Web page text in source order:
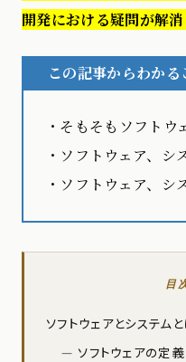
開発における疑問が解
この記事からわかる
・そもそもソフトウ
・ソフトウェア、
・ソフトウェア、シ
目
ソフトウェアとシステムと
ソフトウェアの定義